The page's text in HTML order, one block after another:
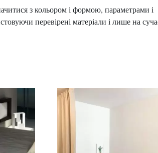
з кольором і формою, параметрами і
перевірені матеріали і лише на